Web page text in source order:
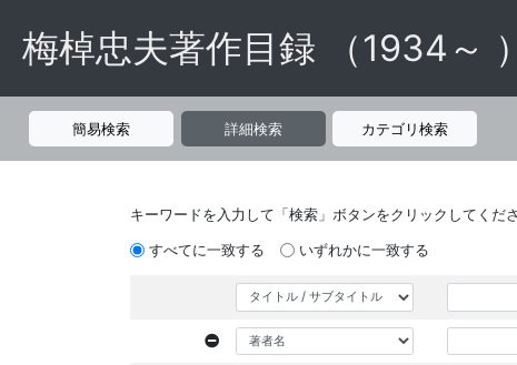
梅棹忠夫著作目録 （1934～ ）
簡易検索 詳細検索 カテゴリ検索
キーワードを入力して「検索」ボタンをクリックしてくださ
すべてに一致する
いずれかに一致する